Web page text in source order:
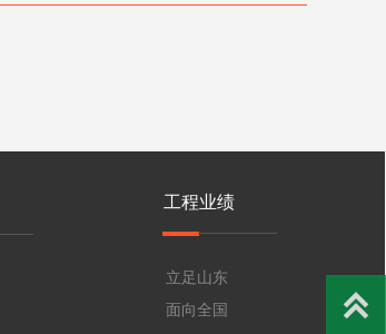
工程业绩
立足山东
面向全国
